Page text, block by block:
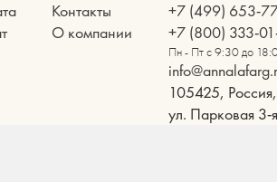
Контакты
О компании
+7 (499) 653-
+7 (800) 333-
Пн - Пт с 9:30 до
105425,
ул. Парковая 3-